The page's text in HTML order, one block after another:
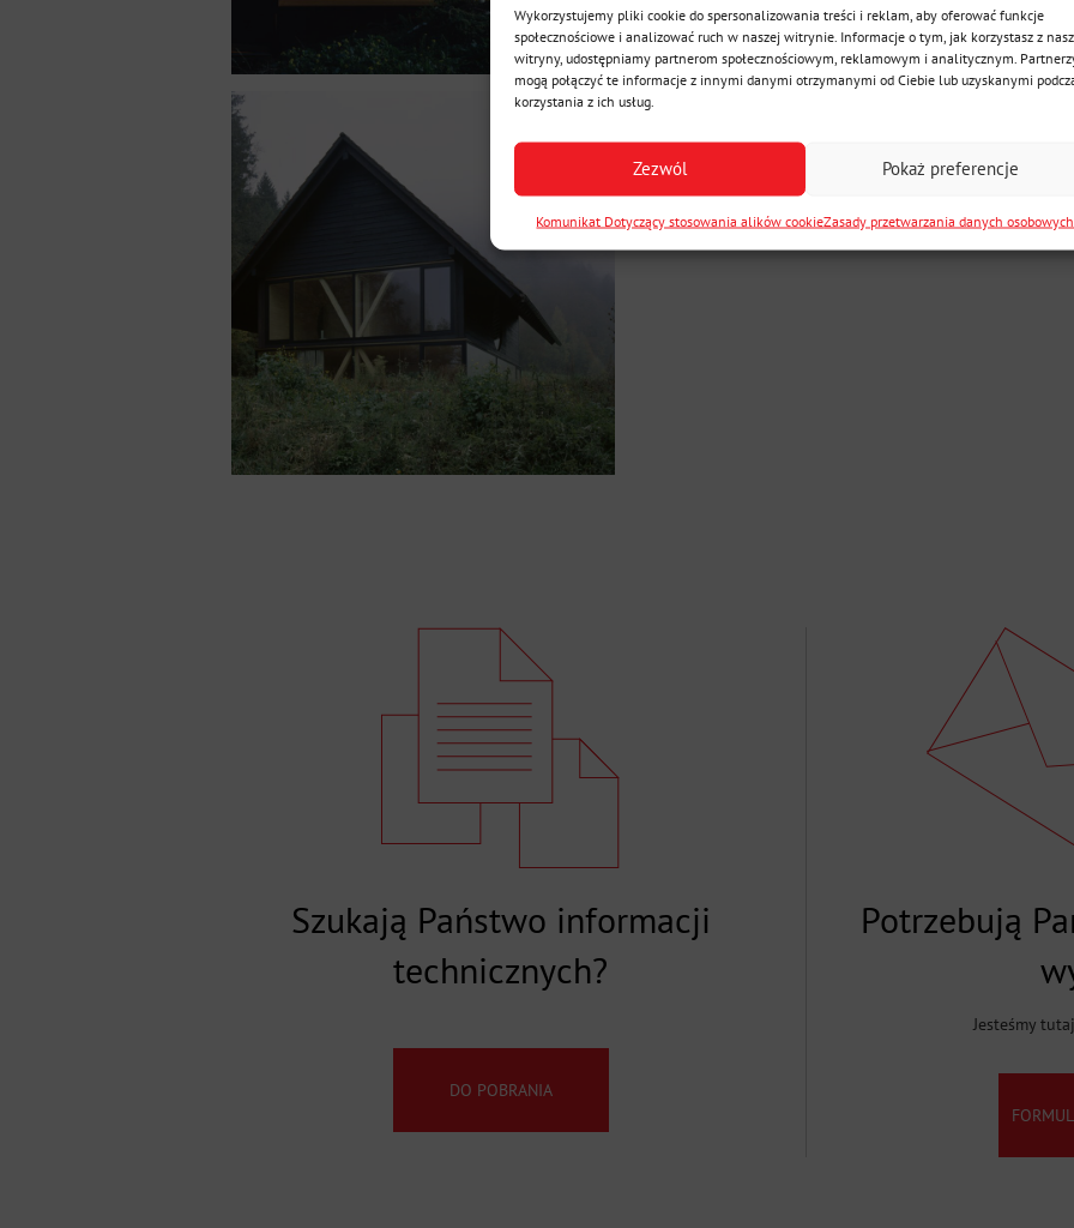
Wykorzystujemy pliki cookie do spersonalizowania treści i reklam, aby oferować funkcje
społecznościowe i analizować ruch w naszej witrynie. Informacje o tym, jak korzystasz z
witryny, udostępniamy partnerom społecznościowym, reklamowym i analitycznym.
mogą połączyć te informacje z innymi danymi otrzymanymi od Ciebie lub uzyskanymi
korzystania z ich usług.
Zezwól Pokaż preferencje
Komunikat Dotyczący stosowania alików cookieZasady przetwarzania danych osobowych
Szukają Państwo informacji
technicznych?
DO POBRANIA
Potrzebują
Jesteśmy